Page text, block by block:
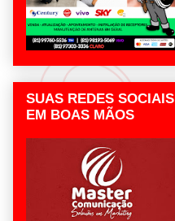
SUAS REDES SOCIAIS
EM BOAS MÃOS